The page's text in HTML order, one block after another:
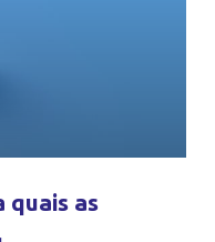
quais as